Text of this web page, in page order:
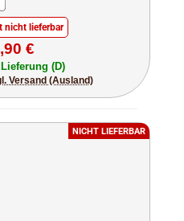
nicht lieferbar
€
(D)
Versand (Ausland)
NICHT LIEFERBAR